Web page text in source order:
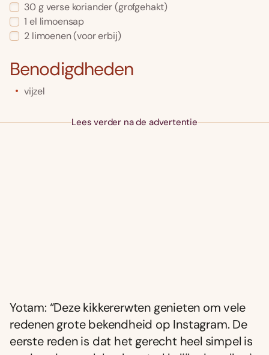
30 g verse koriander(grofgehakt)
1 el limoensap
2 limoenen(voor erbij)
Benodigdheden
vijzel
Lees verder na de advertentie
Yotam: “Deze kikkererwten genieten om vele
redenen grote bekendheid op Instagram. De
eerste reden is dat het gerecht heel simpel is